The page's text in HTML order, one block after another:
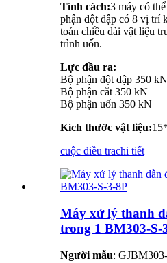
Tính cách:3 máy có
phận đột dập có 8 vị trí
toán chiều dài vật liệu
trình uốn.
Lực đầu ra:
Bộ phận đột dập 350 kN
Bộ phận cắt 350 kN
Bộ phận uốn 350 kN
Kích thước vật liệu:
cuộc điều trachi tiết
Máy xử lý thanh
trong 1 BM303-S-
Người mẫu: